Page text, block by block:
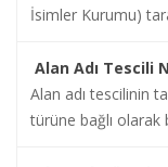
İsimler Kurumu)
Alan Adı Tescili
Alan adı tescilinin
türüne bağlı olarak